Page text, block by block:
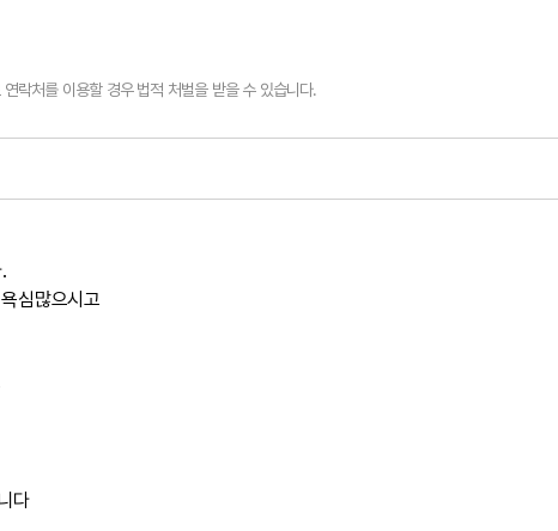
락처를 이용할 경우 법적 처벌을 받을 수 있습니다.
심많으시고
다